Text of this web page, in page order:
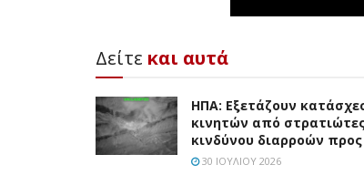
Δείτε και αυτά
ΗΠΑ: Εξετάζουν
κινητών από
κινδύνου διαρροών προς
30 ΙΟΥΛΊΟΥ 2026